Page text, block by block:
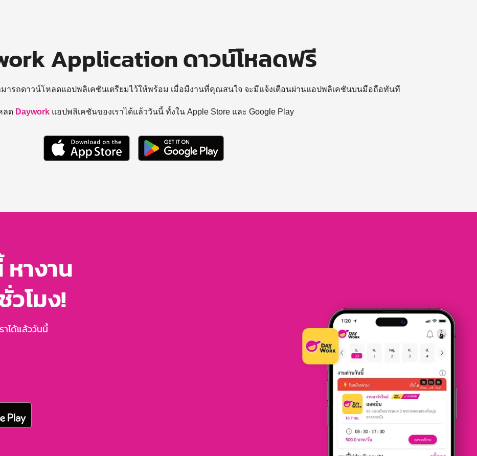
Application ดาวน์โหลดฟรี
ารถดาวน์โหลดแอปพลิเคชันเตรียมไว้ให้พร้อม เมื่อมีงานที่คุณสนใจ จะมีแจ้งเตือนผ่านแอปพลิเคชันบนมือถือทันที
ลด Daywork แอปพลิเคชันของเราได้แล้ววันนี้ ทั้งใน Apple Store และ Google Play
างาน
วโมง!
าได้แล้ววันนี้